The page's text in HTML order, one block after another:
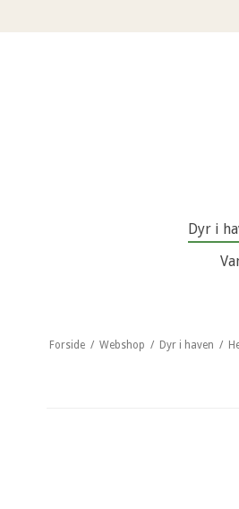
Dyr i
Forside / Webshop / Dyr i haven /